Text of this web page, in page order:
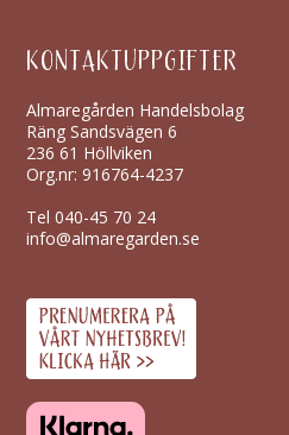
KONTAKTUPPGIFTER
Almaregården Handelsbolag
Räng Sandsvägen 6
236 61 Höllviken
Org.nr: 916764-4237
Tel040-45 70 24
info@almaregarden.se